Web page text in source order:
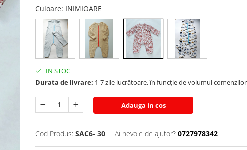
Culoare: INIMIOARE
IN STOC
Durata de livrare: 1-7 zile lucrătoare, în funcție de volumul comenzilor
Adauga in cos
Cod Produs: SAC6- 30 Ai nevoie de ajutor? 0727978342